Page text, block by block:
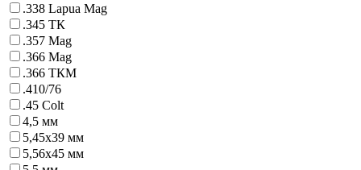
.338 Lapua Mag
.345 ТК
.357 Mag
.366 Mag
.366 ТКМ
.410/76
.45 Colt
4,5 мм
5,45х39 мм
5,56х45 мм